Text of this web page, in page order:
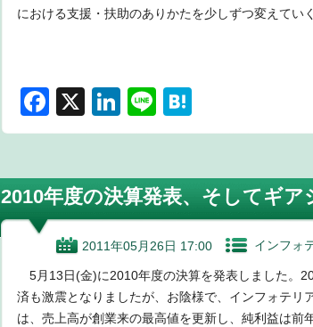
における支援・扶助のありかたを少しずつ変えてい
F
a
e
b
o
o
k
X
Li
n
e
dI
n
Li
n
at
n
a
2010年度の決算発表、そしてギア
2011年05月26日 17:00 インフォ
5月13日(金)に2010年度の決算を発表しました。
済も激震となりましたが、お陰様で、インフォテリ
は、売上高が創業来の最高値を更新し、純利益は前